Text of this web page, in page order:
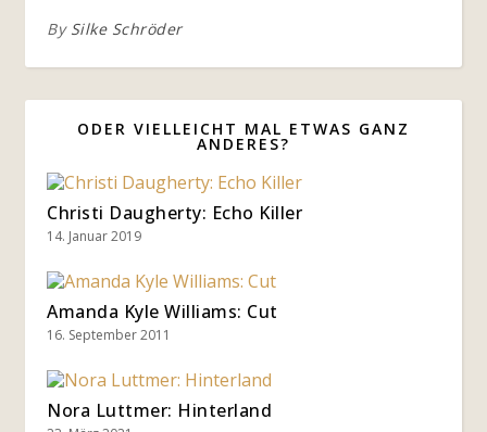
By Silke Schröder
ODER VIELLEICHT MAL ETWAS GANZ
ANDERES?
Christi Daugherty: Echo Killer
14. Januar 2019
Amanda Kyle Williams: Cut
16. September 2011
Nora Luttmer: Hinterland